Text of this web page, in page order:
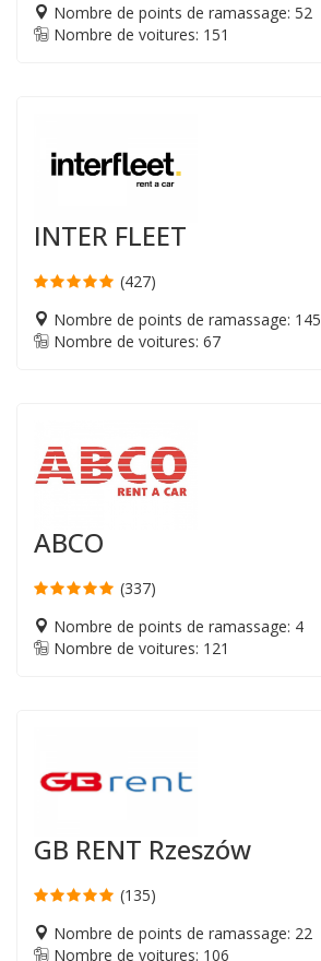
Nombre de points de ramassage: 52
Nombre de voitures: 151
INTER FLEET
(427)
Nombre de points de ramassage: 145
Nombre de voitures: 67
ABCO
(337)
Nombre de points de ramassage: 4
Nombre de voitures: 121
GB RENT Rzeszów
(135)
Nombre de points de ramassage: 22
Nombre de voitures: 106